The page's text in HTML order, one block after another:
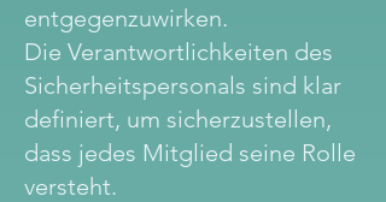
entgegenzuwirken.
Die Verantwortlichkeiten des
Sicherheitspersonals sind klar
definiert, um sicherzustellen,
dass jedes Mitglied seine Rolle
versteht.